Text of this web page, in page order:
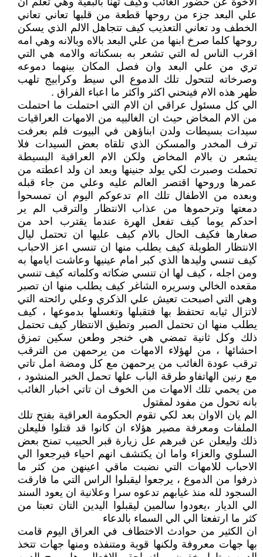
علي البعد جزء من روحها قطعة من قلبها تعاني تعاني
الخطف ود تعاني التعذيب كيف تتجاهل الالم الذي يسكن
روحها كلما صرخ ابنها من علي البعد بالاه وبالانه وهي امه
اقرب الناس له التي تشعر به بسكناته والامه هي التي
تري من علي البعد وان فصل المكان بينهما دموعه
وصرخاته لتتحول تلك الدموع الي سيط وكرابيج تلهب
ظهر هذه الام فينحني اكثر واكثر ما اعباء الفراق .
الي كل مسئول عراقي ان الام التي احتملت ما احتملت
من الام المخاض حيث ان الغالبيه من الامهات العراقيات
سيدات بسيطات ولدن ابناؤهن في البيوت فلم بعرفت
ترف المخدر والمسكن الذي تلقاه بعض السيدات فلا
يشعر ن بالام المخاض ولكن الام العراقية البسيطة
تحملت وصبرت لكي يولد جنينها وبعد ان ولد اعطته من
عمرها وروحها اقتصر العالم عليه وعلي من جاء قبله
وبعده من الاطفال تلك اام تدعوكم اليوم ان تمسحوا
دمعتها وترحموها من عذاب الانتظار والترقب الم ير
احدكم يوما كيف تفعل الهرة عندما يقترب احد من
صغارها فكيف الحال بالام كيف عليها ان تحتمل ليال
الانتظار الطويلة كيف يطلب منها ان تنسي اعز الاحباب
كيف تنسي وليدها الذي كبر امام عينيها وعاشت ايامها به
ومن اجله ، كيف لها ان تنسي ضكاته وكلماته كيف تنسي
مقعده الخالي وسريره الشاغر كيف يطلب منها ان تصبر
وهي التي اصبحت تعيش علي الذكري وعلي رائحته التي
لاتزال ثيابه تحتفظ بها فتقبلها وتغسلها بدموعها ، كيف
يطلب منها ان تحتمل الصبر وتطيق الانتظار كيف تحتمل
ذلك وكل ثانية تمضي هي خنجر وطعن سكين تمزق
احشائها ، من لهؤلاء الامهات من يرحمهن من الترقب
ترقب عودة الغائب من يرحمهن مع كل ومضة امل تاتي
مع رنين الهاتفاو طرقة الباب علها تحمل الخبر المنشود ،
من يحمي تلك الامهات من الخوف ان تاتي اخبار الغائب
بانه تحول من مفود لمقتول
الم يان الاوان بعد لكي تقوم الحكومة العراقية بفتح تلك
الملفات ومعرفة مصير هؤلاء ان كانوا قد قتلوا فليعلن
ذلك وليعلن عن قبرهم عل زيارة قبر الحبيب تمنح بعض
السلوي والعزاء واما ان يكتشف انهم احياء فيرجعوا الي
الاحباب للامهات التي نضبت ماقي اعينهن من كثر ما
ذرفوا من الدموع ، يرجعوا ليقبلوا الراس التي ما فارقت
السجود لله منذ غيابهم تدعوه سرا وعلانية ان يعود السند
الي الديار ،يعودوا سالمين ليقبلوا اليدين التان تعبتا من
كثر ما ارتفعتا الي الي السماء بالدعاء
ان الكثير من حوادث الاختطاف في العراق اليوم قامت
بها جهات معروفة ولكنها قوية ومتنفذه ومنها جهات تتخذ